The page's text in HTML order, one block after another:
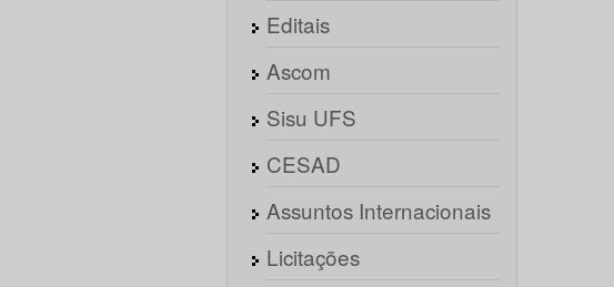
Editais
Ascom
Sisu UFS
CESAD
Assuntos Internacionais
Licitações